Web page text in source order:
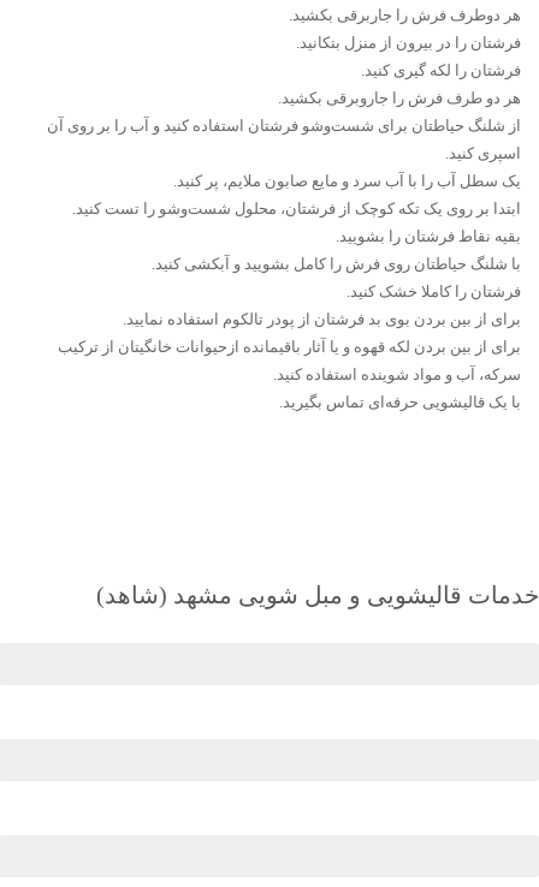
هر دوطرف فرش را جاربرقی بکشید.
فرشتان را در بیرون از منزل بتکانید.
فرشتان را لکه ‌گیری کنید.
هر دو طرف فرش را جاروبرقی بکشید.
از شلنگ حیاطتان برای شست‌وشو فرشتان استفاده کنید و آب را بر روی آن
اسپری کنید.
یک سطل آب را با آب سرد و مایع صابون ملایم، پر کنید.
ابتدا بر روی یک تکه کوچک از فرشتان، محلول شست‌وشو را تست کنید.
بقیه نقاط فرشتان را بشویید.
با شلنگ حیاطتان روی فرش را کامل بشویید و آبکشی کنید.
فرشتان را کاملا خشک کنید.
برای از بین بردن بوی بد فرشتان از پودر تالکوم استفاده نمایید.
برای از بین بردن لکه قهوه و یا آثار باقیمانده ازحیوانات خانگیتان از ترکیب
سرکه، آب و مواد شوینده استفاده کنید.
با یک قالیشویی حرفه‌ای تماس بگیرید.
خدمات قالیشویی و مبل شویی مشهد (شاهد)